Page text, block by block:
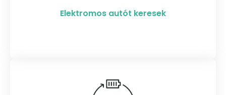
Elektromos autót keresek​